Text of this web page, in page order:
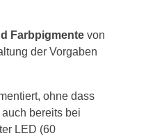
Farbpigmente von
der Vorgaben
ohne dass
bereits bei
LED (60